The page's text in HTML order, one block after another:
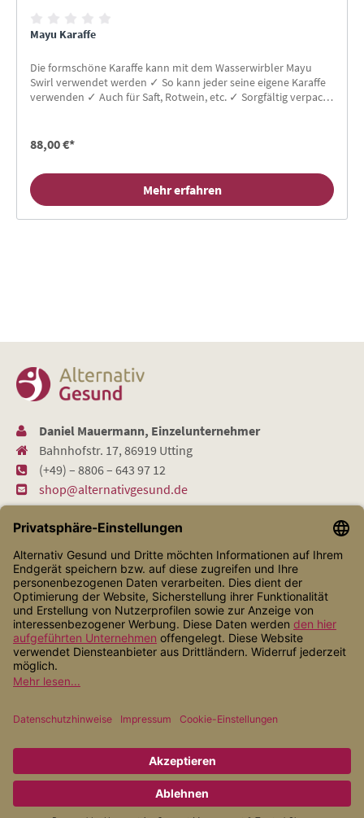
Mayu Karaffe
Die formschöne Karaffe kann mit dem Wasserwirbler Mayu
Swirl verwendet werden ✓ So kann jeder seine eigene Karaffe
verwenden ✓ Auch für Saft, Rotwein, etc. ✓ Sorgfältig verpackt
88,00 €*
Mehr erfahren
Daniel Mauermann, Einzelunternehmer
Bahnhofstr. 17, 86919 Utting
(+49) – 8806 – 643 97 12
shop@alternativgesund.de
Shop Service
Informationen
Zahlungsarten
* Alle Preise inkl. gesetzl. Mehrwertsteuer zzgl.
nicht anders angegeben.